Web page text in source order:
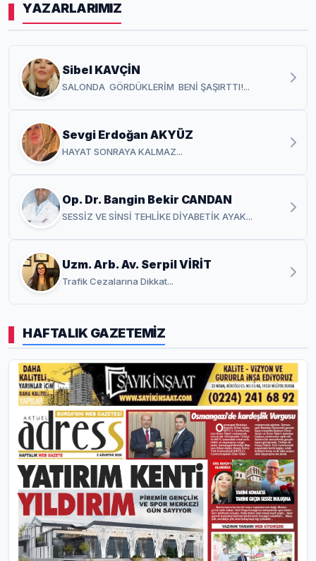
YAZARLARIMIZ
Sibel KAVÇİN
SALONDA GÖRDÜKLERİM BENİ ŞAŞIRTTI!...
Sevgi Erdoğan AKYÜZ
HAYAT SONRAYA KALMAZ...
Op. Dr. Bangin Bekir CANDAN
SESSİZ VE SİNSİ TEHLİKE DİYABETİK AYAK...
Uzm. Arb. Av. Serpil VİRİT
Trafik Cezalarına Dikkat...
HAFTALIK GAZETEMİZ